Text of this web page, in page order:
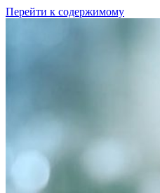
Перейти к содержимому